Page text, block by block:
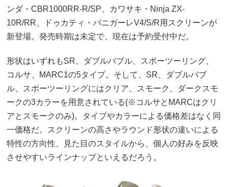
ンダ・CBR1000RR-R/SP、カワサキ・Ninja ZX-
10R/RR、ドゥカティ・パニガーレV4/S/R用スクリーンが
新登場。発売時期は未定で、現在は予約受付中だ。
形状はいずれもSR、ダブルバブル、スポーツーリング、
コルサ、MARC1の5タイプ。そして、SR、ダブルバブ
ル、スポーツーリングにはクリア、スモーク、ダークスモ
ークの3カラーを用意されている(※コルサとMARCはクリ
アとスモークのみ)。タイプやカラーによる価格差はなく同
一価格だ。スクリーンの高さやラウンド形状の違いによる
特性の方向性、見た目のスタイルから、個人の好みを反映
させやすいラインナップといえるだろう。